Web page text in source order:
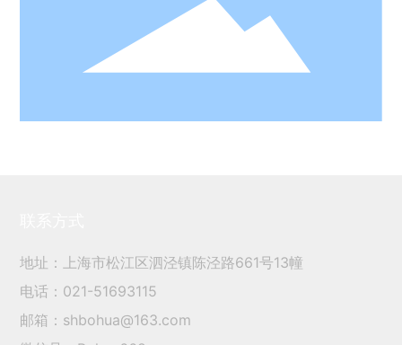
地址：上海市松江区泗泾镇陈泾路661号13幢
电话： 021-51693115
邮箱： shbohua@163.com